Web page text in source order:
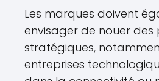
Les marques doivent
envisager de nouer
stratégiques,
entreprises